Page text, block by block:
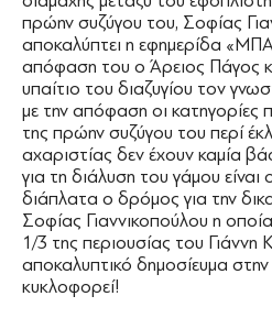
πρώην συζύγου του, Σοφίας
αποκαλύπτει η εφημερίδα
απόφαση του ο Άρειος Πάγος
υπαίτιο του διαζυγίου τον
με την απόφαση οι κατηγορίες
της πρώην συζύγου του περί
αχαριστίας δεν έχουν καμία
για τη διάλυση του γάμου είναι
διάπλατα ο δρόμος για την
Σοφίας Γιαννικοπούλου η
1/3 της περιουσίας του
αποκαλυπτικό δημοσίευμα στην
κυκλοφορεί!